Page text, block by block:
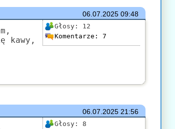
06.07.202509:48
Głosy: 12
Komentarze: 7
kawy,
06.07.202521:56
Głosy: 8